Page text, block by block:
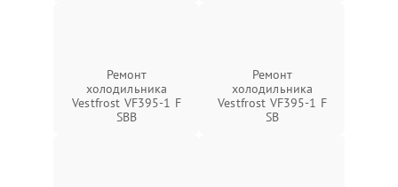
Ремонт
холодильника
Vestfrost VF395-1 F
SBB
Ремонт
холодильника
Vestfrost VF395-1 F
SB